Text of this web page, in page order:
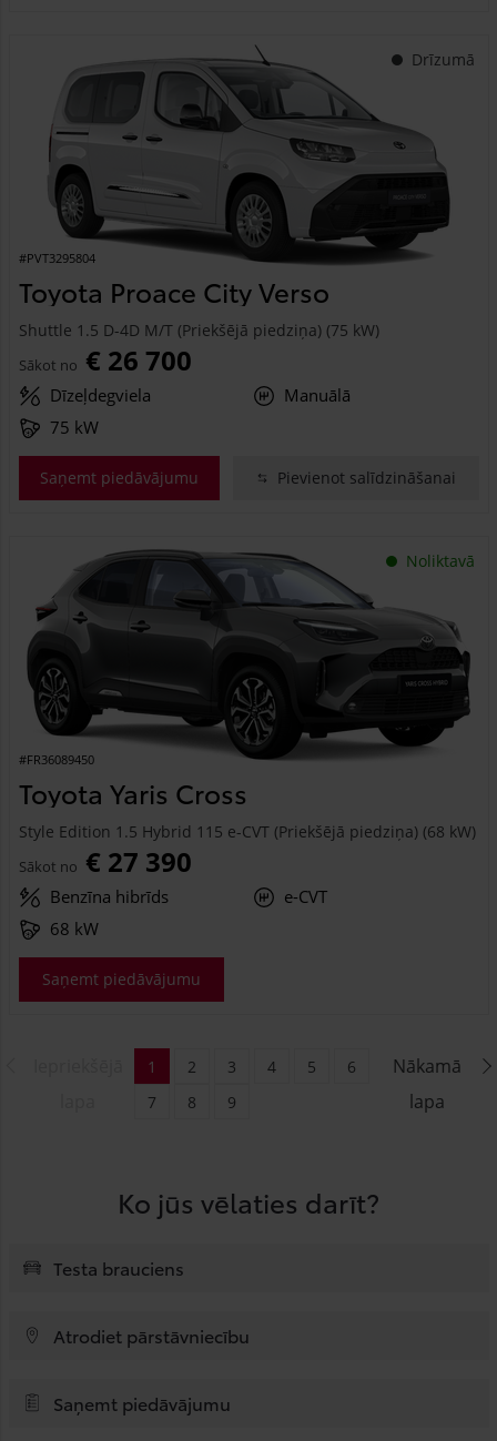
Drīzumā
#PVT3295804
Toyota Proace City Verso
Shuttle 1.5 D-4D M/T (Priekšējā piedziņa) (75 kW)
Sākot no € 26 700
Dīzeļdegviela
Manuālā
75 kW
Saņemt piedāvājumu Pievienot salīdzināšanai
Noliktavā
#FR36089450
Toyota Yaris Cross
Style Edition 1.5 Hybrid 115 e-CVT (Priekšējā piedziņa) (68 kW)
Sākot no € 27 390
Benzīna hibrīds
e-CVT
68 kW
Saņemt piedāvājumu
Nākamā
lapa
1 2 3 4 5
6
7
8 9
Ko jūs vēlaties darīt?
Testa brauciens
Atrodiet pārstāvniecību
Saņemt piedāvājumu